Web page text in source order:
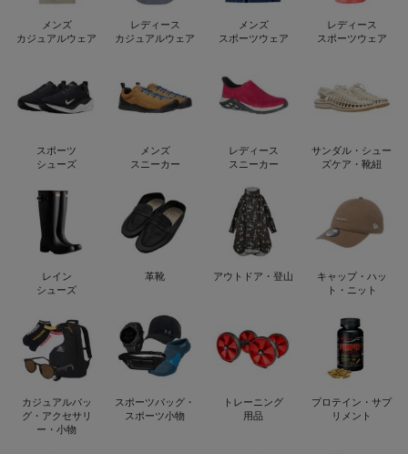
メンズ
カジュアルウェア
レディース
カジュアルウェア
メンズ
スポーツウェア
レディース
スポーツウェア
スポーツ
シューズ
メンズ
スニーカー
レディース
スニーカー
サンダル・シュー
ズケア・靴紐
レイン
シューズ
革靴 アウトドア・登山
キャップ・ハッ
ト・ニット
カジュアルバッ
グ・アクセサリ
ー・小物
スポーツバッグ・
スポーツ小物
トレーニング
用品
プロテイン・サプ
リメント